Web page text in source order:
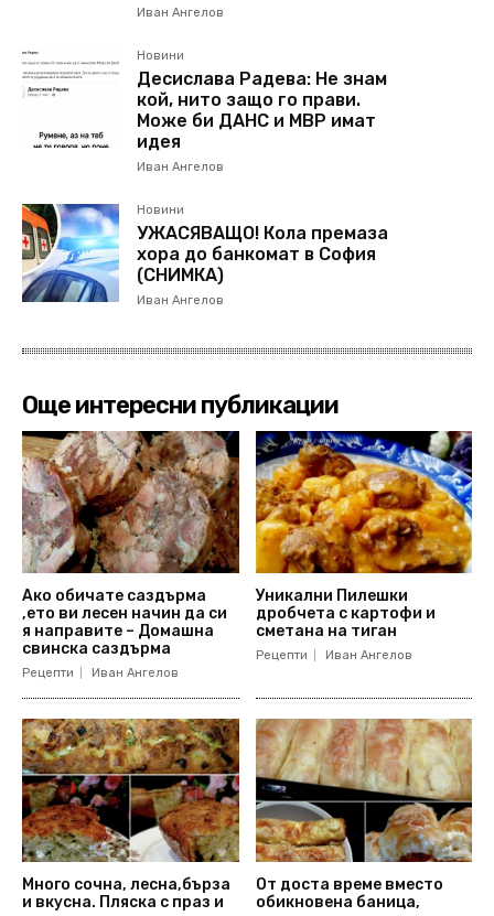
Иван Ангелов
Новини
Десислава Радева: Не знам
кой, нито защо го прави.
Може би ДАНС и МВР имат
идея
Иван Ангелов
Новини
УЖАСЯВАЩО! Кола премаза
хора до банкомат в София
(СНИМКА)
Иван Ангелов
Още интересни публикации
Ако обичате саздърма
,ето ви лесен начин да си
я направите – Домашна
свинска саздърма
Рецепти Иван Ангелов
Уникални Пилешки
дробчета с картофи и
сметана на тиган
Рецепти Иван Ангелов
Много сочна, лесна,бърза
и вкусна. Пляска с праз и
От доста време вместо
обикновена баница,